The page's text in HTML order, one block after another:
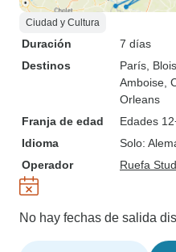
Ciudad y Cultura
Duración
7 días
Destinos
París , Blois
Amboise ,
Orleans
Franja de edad
Edades
Idioma
Solo:
Operador
Ruefa
No hay fechas de salida